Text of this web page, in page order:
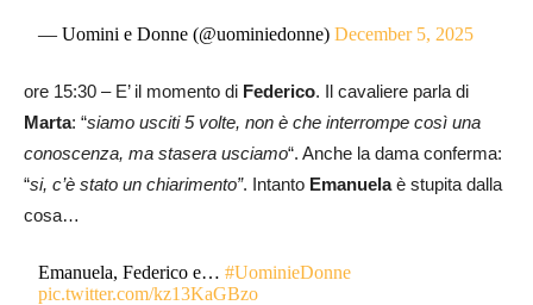
— Uomini e Donne (@uominiedonne)December 5, 2025
ore 15:30 – E’ il momento di Federico. Il cavaliere parla di
Marta: “siamo usciti 5 volte, non è che interrompe così una
conoscenza, ma stasera usciamo“. Anche la dama conferma:
“si, c’è stato un chiarimento”. Intanto Emanuelaè stupita dalla
cosa…
Emanuela, Federico e…#UominieDonne
pic.twitter.com/kz13KaGBzo